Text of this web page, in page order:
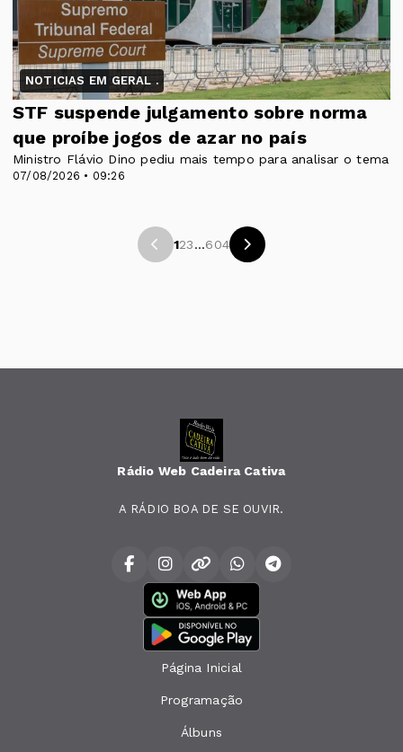
NOTICIAS EM GERAL .
07/08/2026 • 09:26
STF suspende julgamento sobre norma
que proíbe jogos de azar no país
Ministro Flávio Dino pediu mais tempo para analisar o tema
123...604
Rádio Web Cadeira Cativa
A RÁDIO BOA DE SE OUVIR.
Página Inicial
Programação
Álbuns